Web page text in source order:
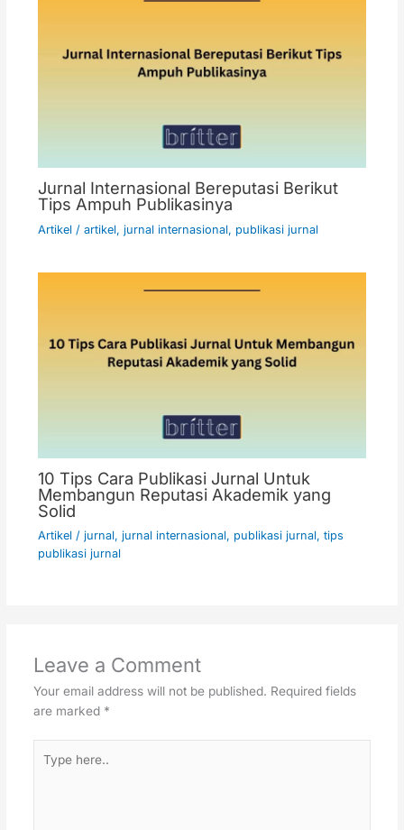
Jurnal Internasional Bereputasi Berikut
Tips Ampuh Publikasinya
Artikel/ artikel, jurnal internasional, publikasi jurnal
10 Tips Cara Publikasi Jurnal Untuk
Membangun Reputasi Akademik yang
Solid
Artikel / jurnal, jurnal internasional, publikasi jurnal, tips
publikasi jurnal
Leave a Comment
Your email address will not be published. Required fields
are marked *
here..